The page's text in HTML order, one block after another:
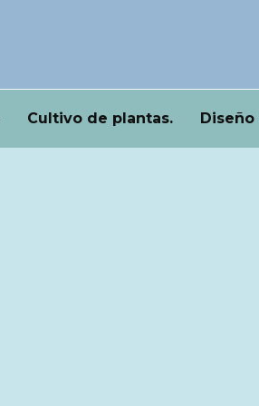
Cultivo de plantas. Diseño